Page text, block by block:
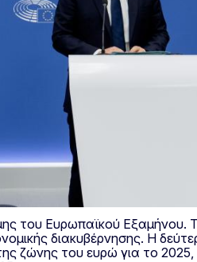
του Ευρωπαϊκού Εξαμήνου.
διακυβέρνησης. Η
ζώνης του ευρώ για το